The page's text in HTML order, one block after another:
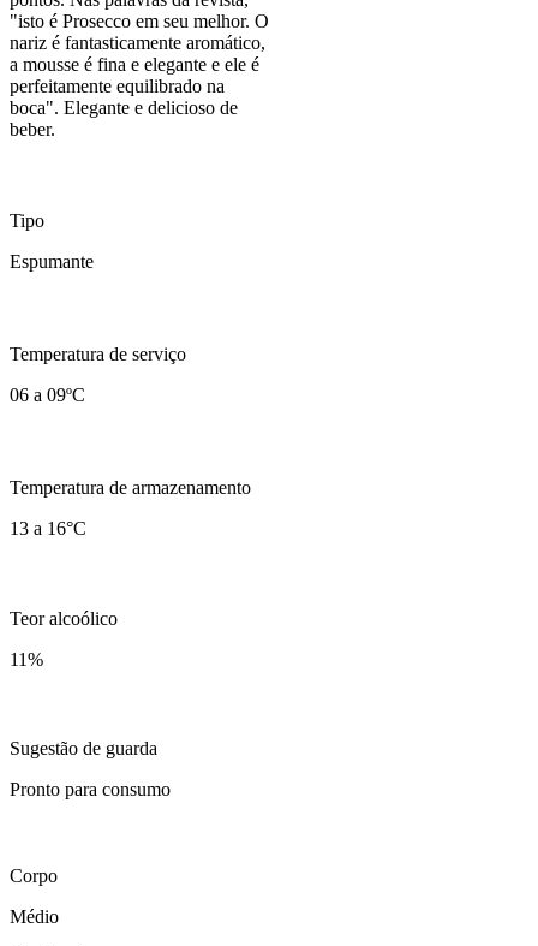
"isto é Prosecco em seu melhor. O
nariz é fantasticamente aromático,
a mousse é fina e elegante e ele é
perfeitamente equilibrado na
boca". Elegante e delicioso de
beber.
Tipo
Espumante
Temperatura de serviço
06 a 09ºC
Temperatura de armazenamento
13 a 16°C
Teor alcoólico
11%
Sugestão de guarda
Pronto para consumo
Corpo
Médio